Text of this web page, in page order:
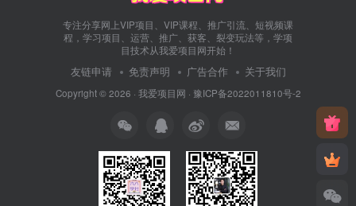
专注分享网上VIP项目、VIP课程、推广引流、短视频课
程，学习项目、运营、推广、获客、裂变玩法等，学项
目技术从我爱项目网开始！
友链申请 免责声明 广告合作 关于我们
Copyright © 2026 · 我爱项目网 · 豫ICP备2022011810号-2